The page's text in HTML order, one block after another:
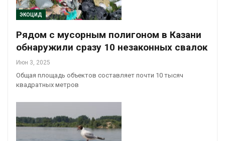
ЭКОЦИД
Рядом с мусорным полигоном в Казани
обнаружили сразу 10 незаконных свалок
Июн 3, 2025
Общая площадь объектов составляет почти 10 тысяч
квадратных метров